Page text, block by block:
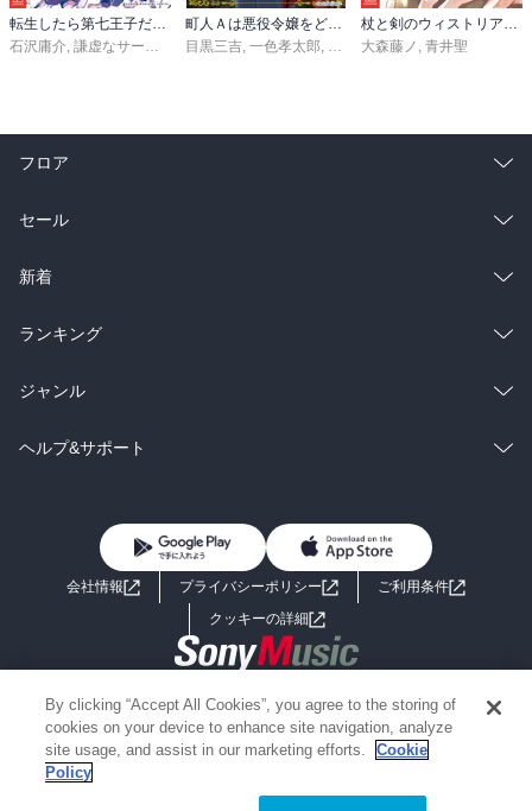
転生したら第七王子だったので、気ままに魔術を極めます（２４）
石沢庸介, 謙虚なサークル メル。
町人Ａは悪役令嬢をどうしても救いたい ～どぶと空と氷の姫君～１０【電子書店共通特典イラスト付】
目黒三吉, 一色孝太郎, Parum
杖と剣のウィストリア（１６）
大森藤ノ , 青井聖
フロア
総合
ラノベ
雑誌・グラビア
BL・TL
セール
総合
ラノベ
雑誌・グラビア
BL・TL
新着
総合
ラノベ
雑誌・グラビア
ランキング
総合
ラノベ
ジャンル
コミック
ライトノベル 男子向けラノベ
小説
海外小説
ミステリー SF
歴史・時代小説
ヘルプ&サポート
よくあるご質問 お問い合わせ
会社情報 プライバシーポリシー
ご利用条件
クッキーの詳細
Copyright 2017 - 2026 Sony Music Entertainment(Japan) Inc.
Information on the site is for the Japan domestic market only
powered by
By clicking “Accept All Cookies”, you agree to the storing of
cookies on your device to enhance site navigation, analyze
site usage, and assist in our marketing efforts.
Cookie
Policy